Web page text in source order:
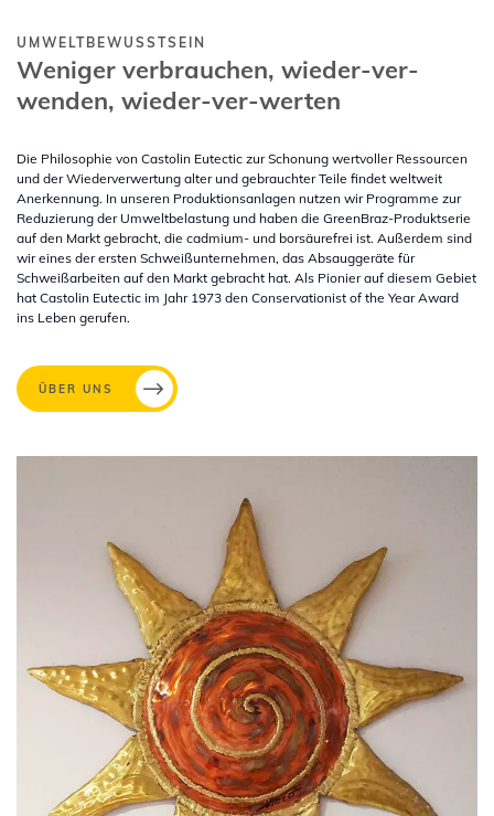
UMWELTBEWUSSTSEIN
Weniger verbrauchen, wieder-ver-
wenden, wieder-ver-werten
Die Philosophie von Castolin Eutectic zur Schonung wertvoller Ressourcen
und der Wiederverwertung alter und gebrauchter Teile findet weltweit
Anerkennung. In unseren Produktionsanlagen nutzen wir Programme zur
Reduzierung der Umweltbelastung und haben die GreenBraz-Produktserie
auf den Markt gebracht, die cadmium- und borsäurefrei ist. Außerdem sind
wir eines der ersten Schweißunternehmen, das Absauggeräte für
Schweißarbeiten auf den Markt gebracht hat. Als Pionier auf diesem Gebiet
hat Castolin Eutectic im Jahr 1973 den Conservationist of the Year Award
ins Leben gerufen.
ÜBER UNS